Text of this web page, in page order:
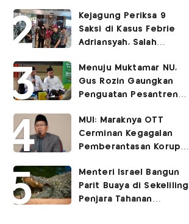
Kejagung Periksa 9
Saksi di Kasus Febrie
Adriansyah, Salah
Menuju Muktamar NU,
Gus Rozin Gaungkan
Penguatan Pesantren
MUI: Maraknya OTT
Cerminan Kegagalan
Pemberantasan Korupsi
Menteri Israel Bangun
Parit Buaya di Sekeliling
Penjara Tahanan